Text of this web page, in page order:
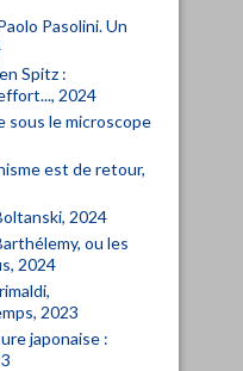
Pasolini. Un
Spitz :
2024
sous le microscope
est de retour,
2024
ou les
2024
2023
japonaise :